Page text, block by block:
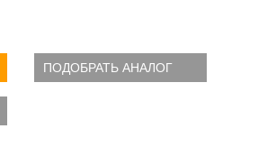
ПОДОБРАТЬ АНАЛОГ